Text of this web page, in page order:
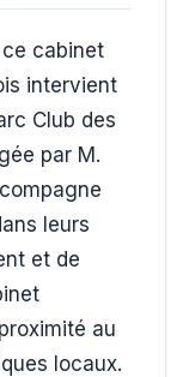
cabinet
intervient
Club des
par M.
leurs
et de
au
locaux.